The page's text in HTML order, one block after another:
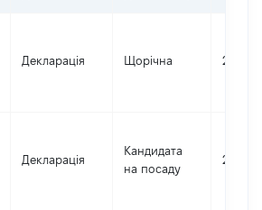
Декларація Щорічна 2020
Декларація
Кандидата
на посаду
2019